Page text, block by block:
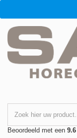
Beoordeeld met een 9.6